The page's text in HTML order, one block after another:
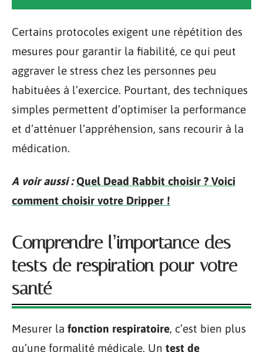
Certains protocoles exigent une répétition des
mesures pour garantir la fiabilité, ce qui peut
aggraver le stress chez les personnes peu
habituées à l’exercice. Pourtant, des techniques
simples permettent d’optimiser la performance
et d’atténuer l’appréhension, sans recourir à la
médication.
A voir aussi : Quel Dead Rabbit choisir ? Voici
comment choisir votre Dripper !
Comprendre l’importance des
tests de respiration pour votre
santé
Mesurer la fonction respiratoire, c’est bien plus
qu’une formalité médicale. Un test de